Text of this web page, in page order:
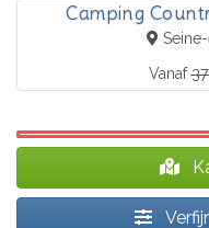
Camping
Vanaf